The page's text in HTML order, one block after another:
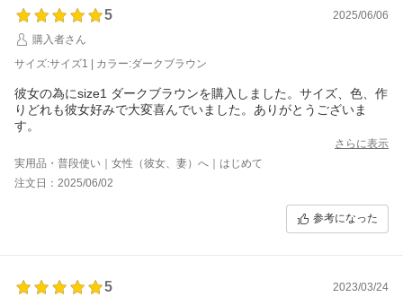
5
2025/06/06
購入者さん
サイズ:サイズ1 | カラー:ダークブラウン
彼女の為にsize1 ダークブラウンを購入しました。サイズ、色、作
りどれも彼女好みで大変喜んでいました。ありがとうございま
す。
さらに表示
実用品・普段使い｜女性（彼女、妻）へ｜はじめて
注文日：2025/06/02
参考になった
5
2023/03/24